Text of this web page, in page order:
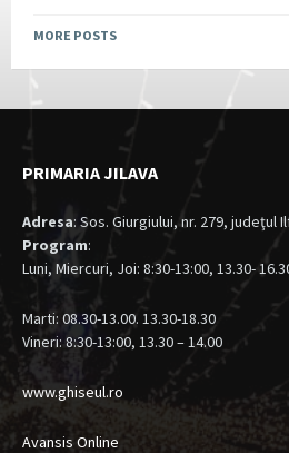
MORE POSTS
PRIMARIA JILAVA
Adresa: Sos. Giurgiului, nr. 279, judeţul
Program:
Luni, Miercuri, Joi: 8:30-13:00, 13.30-
Marti: 08.30-13.00. 13.30-18.30
Vineri: 8:30-13:00, 13.30 – 14.00
www.ghiseul.ro
Avansis Online